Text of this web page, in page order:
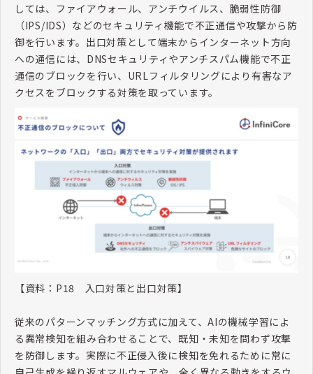
しては、ファイアウォール、アンチウイルス、脆弱性防御
（IPS/IDS）などのセキュリティ機能で不正通信や攻撃から防
御を行います。出口対策として端末からインターネット方向
への通信には、 DNSセキュリティやアンチスパム機能で不正
通信のブロックを行い、 URLフィルタリングにより有害なア
クセスをブロックする対策を取っています。
【資料： P18 入口対策と出口対策】
従来のパターンマッチング方式に加えて、AIの機械学習によ
る異常検知を組み合わせることで、既知・未知を問わず攻撃
を防御します。実際に不正侵入後に検知を免れるために常に